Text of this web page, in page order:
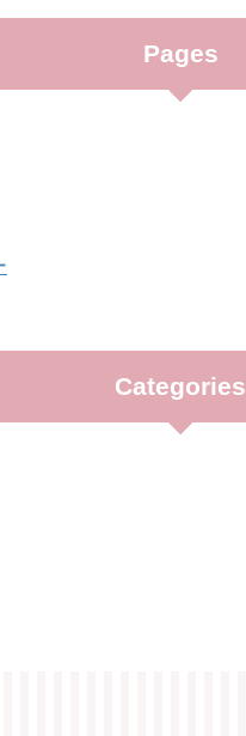
Pages
Categories